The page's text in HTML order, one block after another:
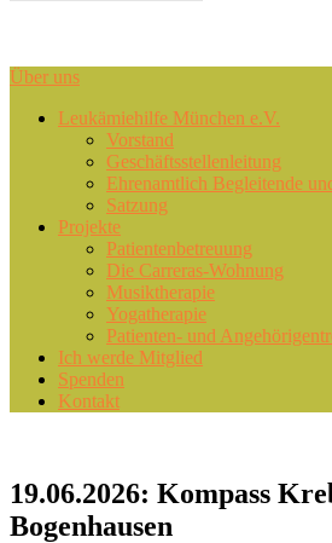
Über uns
PrimaryLeukämiehilfe München e.V.
Vorstand
Geschäftsstellenleitung
Ehrenamtlich Begleitende
Satzung
Projekte
Patientenbetreuung
Die Carreras-Wohnung
Musiktherapie
Yogatherapie
Patienten- und
Ich werde Mitglied
Spenden
Kontakt
19.06.2026: Kompass
Bogenhausen